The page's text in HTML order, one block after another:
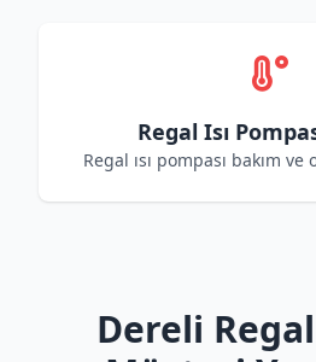
Regal Isı
Regal ısı pompası bakım
Dereli